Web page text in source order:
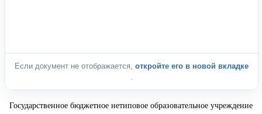
Если документ не отображается, откройте его в новой вкладке
Государственное бюджетное нетиповое образовательное учреждение